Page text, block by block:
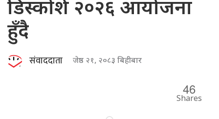
डिस्कोर्श २०२६ आयोजना
हुँदै
संवाददाता जेष्ठ २१, २०८३ बिहीबार
46
Shares